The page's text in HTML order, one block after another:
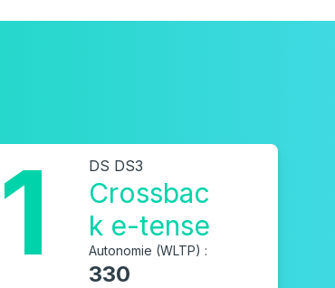
1 DS DS3
Crossbac
k e-tense
Autonomie (WLTP) :
330